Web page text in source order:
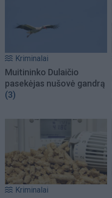
Kriminalai
Muitininko Dulaičio
pasekėjas nušovė gandrą
(3)
Kriminalai